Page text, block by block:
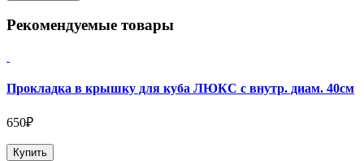
Рекомендуемые товары
Прокладка в крышку для куба ЛЮКС с внутр. диам. 40см
650₽
Купить